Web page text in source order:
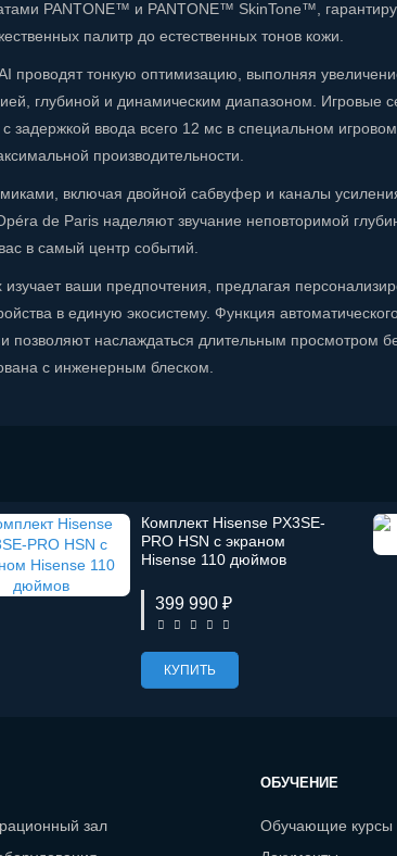
PANTONE™ и PANTONE™ SkinTone™,
палитр до естественных тонов кожи.
проводят тонкую оптимизацию, выполняя
глубиной и динамическим диапазоном. Игровые
задержкой ввода всего 12 мс в специальном
производительности.
включая двойной сабвуфер и каналы
de Paris наделяют звучание неповторимой
в самый центр событий.
ваши предпочтения, предлагая
в единую экосистему. Функция
позволяют наслаждаться длительным просмотром
с инженерным блеском.
Комплект Hisense PX3SE-
PRO HSN с экраном
Hisense 110 дюймов
399 990 ₽
КУПИТЬ
зал
ОБУЧЕНИЕ
Обучающие курсы